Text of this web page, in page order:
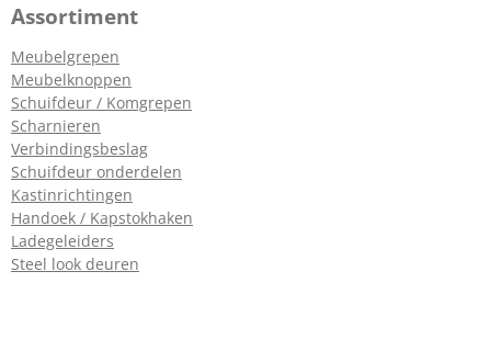
Assortiment
Meubelgrepen
Meubelknoppen
Schuifdeur / Komgrepen
Scharnieren
Verbindingsbeslag
Schuifdeur onderdelen
Kastinrichtingen
Handoek / Kapstokhaken
Ladegeleiders
Steel look deuren